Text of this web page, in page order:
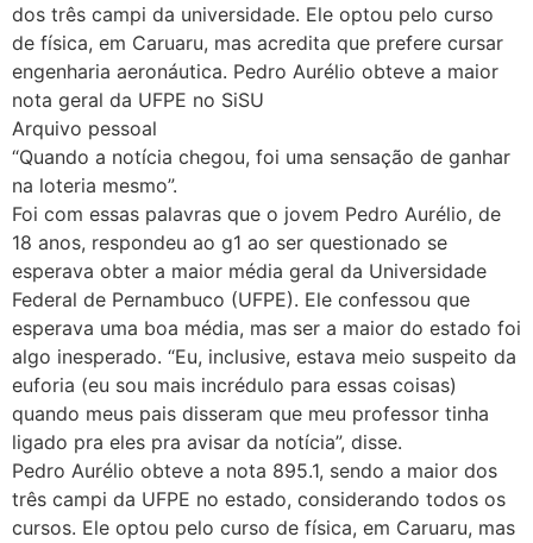
dos três campi da universidade. Ele optou pelo curso
de física, em Caruaru, mas acredita que prefere cursar
engenharia aeronáutica. Pedro Aurélio obteve a maior
nota geral da UFPE no SiSU
Arquivo pessoal
“Quando a notícia chegou, foi uma sensação de ganhar
na loteria mesmo”.
Foi com essas palavras que o jovem Pedro Aurélio, de
18 anos, respondeu ao g1 ao ser questionado se
esperava obter a maior média geral da Universidade
Federal de Pernambuco (UFPE). Ele confessou que
esperava uma boa média, mas ser a maior do estado foi
algo inesperado. “Eu, inclusive, estava meio suspeito da
euforia (eu sou mais incrédulo para essas coisas)
quando meus pais disseram que meu professor tinha
ligado pra eles pra avisar da notícia”, disse.
Pedro Aurélio obteve a nota 895.1, sendo a maior dos
três campi da UFPE no estado, considerando todos os
cursos. Ele optou pelo curso de física, em Caruaru, mas